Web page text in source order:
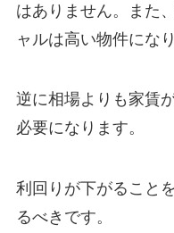
はありません。また
ャルは高い物件になり
逆に相場よりも家賃
必要になります。
利回りが下がること
るべきです。